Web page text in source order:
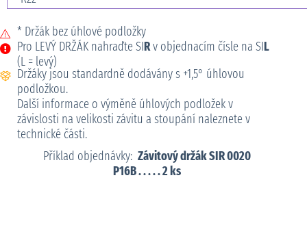
* Držák bez úhlové podložky
Pro LEVÝ DRŽÁK nahraďte SIRv objednacím čísle na SIL
(L = levý)
Držáky jsou standardně dodávány s +1,5° úhlovou
podložkou.
Další informace o výměně úhlových podložek v
závislosti na velikosti závitu a stoupání naleznete v
technické části.
Příklad objednávky:Závitový držák SIR 0020
P16B . . . . . 2 ks